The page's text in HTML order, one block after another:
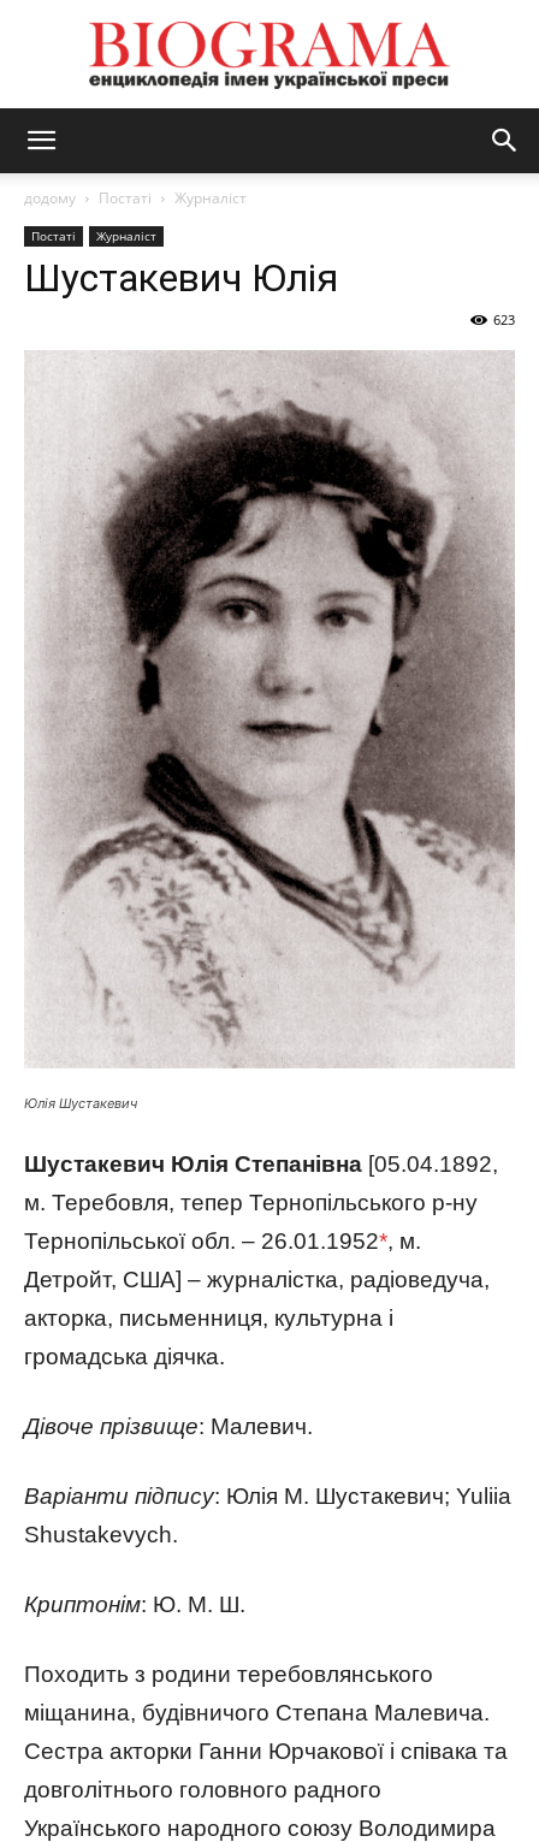
додому Постаті Журналіст
Постаті Журналіст
Шустакевич Юлія
623
Юлія Шустакевич
Шустакевич Юлія Степанівна [05.04.1892,
м. Теребовля, тепер Тернопільського р-ну
Тернопільської обл. – 26.01.1952*, м.
Детройт, США] – журналістка, радіоведуча,
акторка, письменниця, культурна і
громадська діячка.
Дівоче прізвище: Малевич.
Варіанти підпису: Юлія М. Шустакевич; Yuliia
Shustakevych.
Криптонім: Ю. М. Ш.
Походить з родини теребовлянського
міщанина, будівничого Степана Малевича.
Сестра акторки Ганни Юрчакової і співака та
довголітнього головного радного
Українського народного союзу Володимира